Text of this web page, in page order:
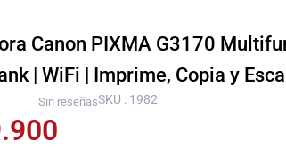
Canon PIXMA G3170
| WiFi | Imprime, Copia y
Sin reseñasSKU : 1982